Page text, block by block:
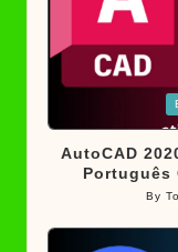
in
AutoCAD
Português
By